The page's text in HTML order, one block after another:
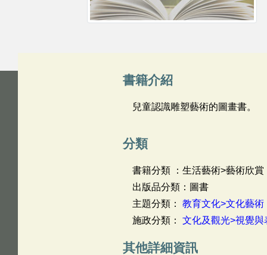
書籍介紹
兒童認識雕塑藝術的圖畫書。
分類
書籍分類 ：生活藝術>藝術欣賞
出版品分類：圖書
主題分類： 教育文化>文化藝術
施政分類： 文化及觀光>視覺
其他詳細資訊